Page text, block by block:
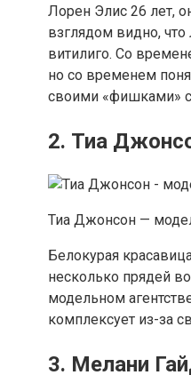
Лорен Элис 26 лет,
взглядом видно,
витилиго. Со
но со временем
своими «фишками»
2. Тиа
Тиа Джонсон —
Белокурая
несколько прядей
модельном
комплексует из-за
3. Мелани